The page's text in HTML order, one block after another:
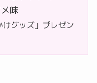
味
けグッズ」プレゼン